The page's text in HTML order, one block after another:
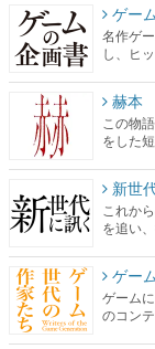
ゲー
名作ゲ
し、ヒ
赫本
この物
をした
新世
これか
を追い
ゲー
ゲーム
のコン